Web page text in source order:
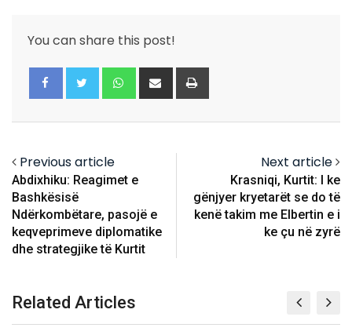
You can share this post!
Whatsapp
Share
via
Previous article
Abdixhiku: Reagimet e
Bashkësisë
Ndërkombëtare, pasojë e
keqveprimeve diplomatike
dhe strategjike të Kurtit
Next article
Krasniqi, Kurtit: I ke
gënjyer kryetarët se do të
kenë takim me Elbertin e i
ke çu në zyrë
Related Articles